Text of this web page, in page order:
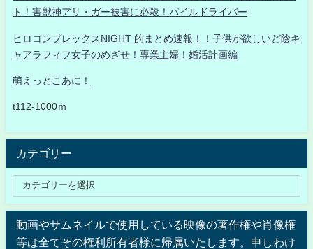
ト！害獣神アリ・ガー被害に必殺！パイルドライバー
ヒロコンプレックスNIGHT 的まとめ速報！！子供が欲しいど陰キ
ャアラフィフ女子のめざせ！専業主婦！婚活計画編
萌えっとこあに！
t112-1000ｍ
カテゴリー
動画やサムネイルで使用している映像の著作権や肖像権
等は全てその権利所有者様に帰属いたします。申しわけ